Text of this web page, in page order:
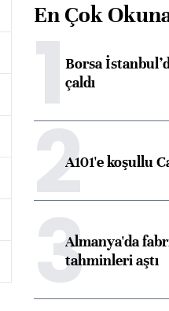
En Çok
1Borsa
çaldı
2A101'e koşullu
3Almanya'da
tahminleri aştı